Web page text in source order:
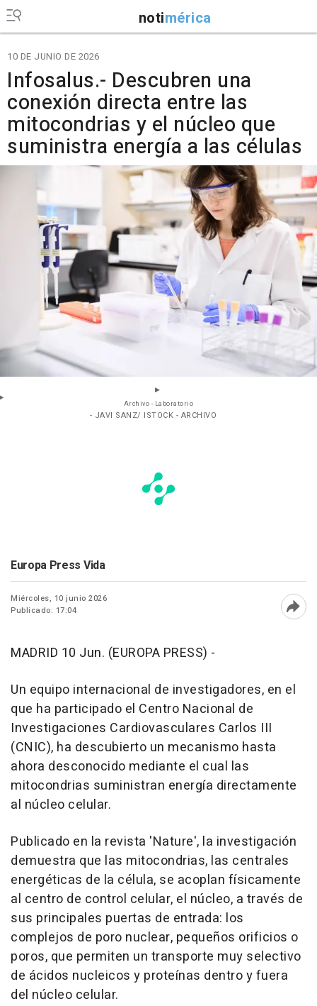
notimérica
10 DE JUNIO DE 2026
Infosalus.- Descubren una
conexión directa entre las
mitocondrias y el núcleo que
suministra energía a las células
Archivo - Laboratorio
- JAVI SANZ/ ISTOCK - ARCHIVO
Europa Press Vida
Miércoles, 10 junio 2026
Publicado: 17:04
MADRID 10 Jun. (EUROPA PRESS) -
Un equipo internacional de investigadores, en el
que ha participado el Centro Nacional de
Investigaciones Cardiovasculares Carlos III
(CNIC), ha descubierto un mecanismo hasta
ahora desconocido mediante el cual las
mitocondrias suministran energía directamente
al núcleo celular.
Publicado en la revista 'Nature', la investigación
demuestra que las mitocondrias, las centrales
energéticas de la célula, se acoplan físicamente
al centro de control celular, el núcleo, a través de
sus principales puertas de entrada: los
complejos de poro nuclear, pequeños orificios o
poros, que permiten un transporte muy selectivo
de ácidos nucleicos y proteínas dentro y fuera
del núcleo celular.